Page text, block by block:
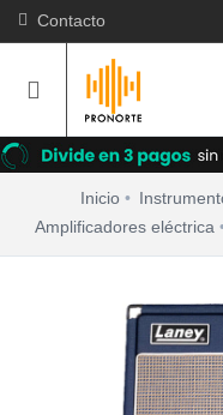
Contacto
Inicio
Amplificadores eléctrica